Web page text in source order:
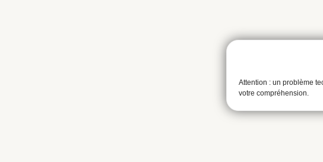
Attention : un problème
votre compréhension.